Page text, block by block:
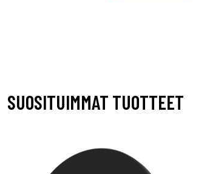
SUOSITUIMMAT TUOTTEET